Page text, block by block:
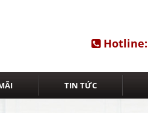
Hotline:
TIN TỨC